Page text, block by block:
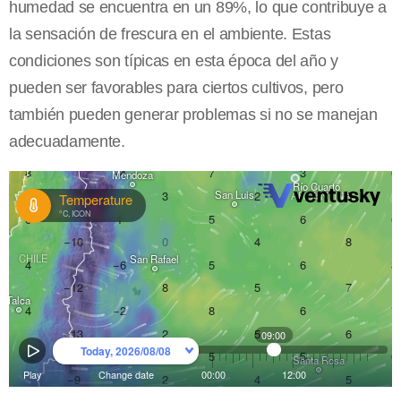
humedad se encuentra en un 89%, lo que contribuye a
la sensación de frescura en el ambiente. Estas
condiciones son típicas en esta época del año y
pueden ser favorables para ciertos cultivos, pero
también pueden generar problemas si no se manejan
adecuadamente.